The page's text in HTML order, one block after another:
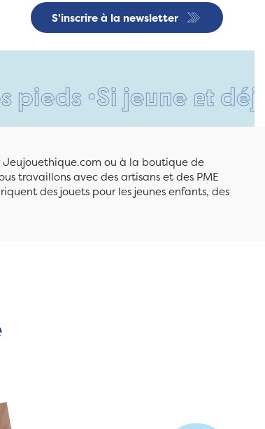
S'inscrire à la newsletter
•Si jeune et déjà si
Jeujouethique.com ou à la boutique de
travaillons avec des artisans et des PME
des jouets pour les jeunes enfants, des